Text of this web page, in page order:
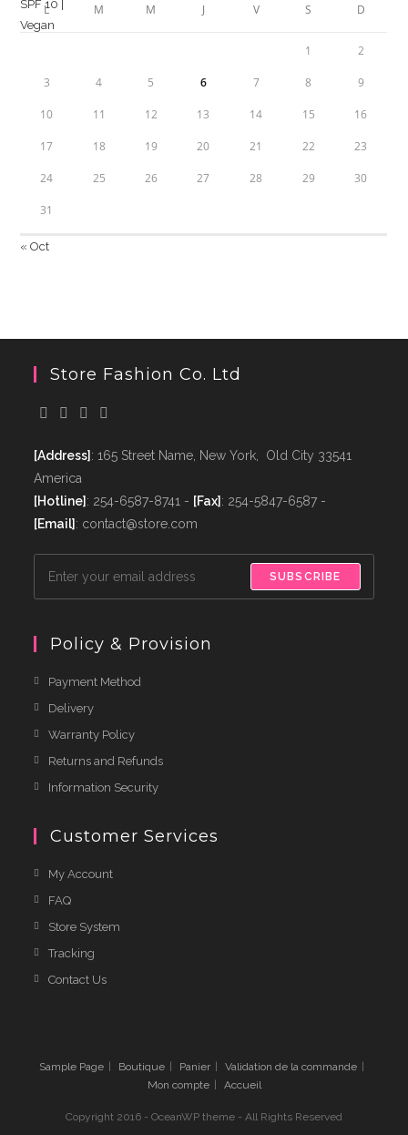
L M M J V S D
1 2
3 4 5 6 7 8 9
10 11 12 13 14 15 16
17 18 19 20 21 22 23
24 25 26 27 28 29 30
31
« Oct
Store Fashion Co. Ltd
[Address]: 165 Street Name, New York, Old City 33541
America
[Hotline]: 254-6587-8741 - [Fax]: 254-5847-6587 -
[Email]: contact@store.com
SUBSCRIBE
Policy & Provision
Payment Method
Delivery
Warranty Policy
Returns and Refunds
Information Security
Customer Services
My Account
FAQ
Store System
Tracking
Contact Us
Sample Page Boutique Panier
Validation de la commande
Mon compte
Accueil
Copyright 2016 - OceanWP theme - All Rights Reserved